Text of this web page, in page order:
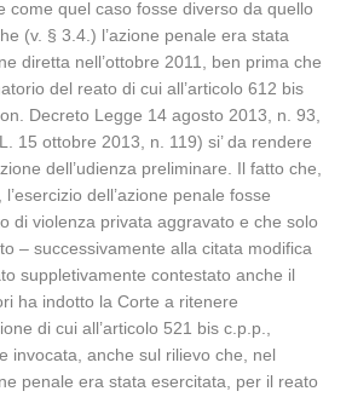
come quel caso fosse diverso da quello
(v. § 3.4.) l’azione penale era stata
diretta nell’ottobre 2011, ben prima che
del reato di cui all’articolo 612 bis
Decreto Legge 14 agosto 2013, n. 93,
15 ottobre 2013, n. 119) si’ da rendere
dell’udienza preliminare. Il fatto che,
dell’azione penale fosse
di violenza privata aggravato e che solo
– successivamente alla citata modifica
suppletivamente contestato anche il
ha indotto la Corte a ritenere
di cui all’articolo 521 bis c.p.p.,
invocata, anche sul rilievo che, nel
penale era stata esercitata, per il reato